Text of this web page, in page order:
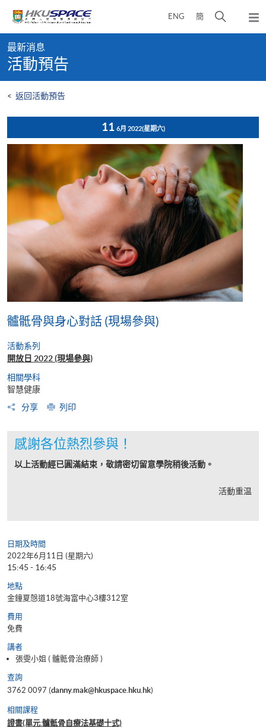
content
ENG 簡
開
彈
出
content
start
最新消息
活動預告
< 返回活動預告
11 6月 2022(星期六)
髗骶骨與身心對話 (現場參與)
活動系列
開放日 2022 (現場參與)
相關學科
智慧健康
分享
列印
感謝各位熱烈參與！
以上活動經已圓滿結束，敬請密切留意學院稍後活動。
活動重温
日期及時間
2022年6月11日 (星期六)
15:45 - 16:45
地點
金鐘夏慤道18號海富中心3樓312室
費用
免費
講者
張雯小姐 ( 髗骶骨治療師 )
查詢
3762 0097 (danny.mak@hkuspace.hku.hk)
相關課程
證書(單元:髗骶骨自療法基礎十式)